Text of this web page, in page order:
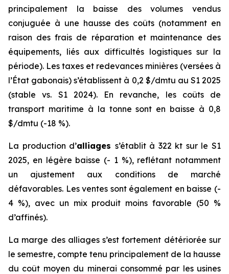
principalement la baisse des volumes vendus
conjuguée à une hausse des coûts (notamment en
raison des frais de réparation et maintenance des
équipements, liés aux difficultés logistiques sur la
période). Les taxes et redevances minières (versées à
l’État gabonais) s’établissent à 0,2 $/dmtu au S1 2025
(stable vs. S1 2024). En revanche, les coûts de
transport maritime à la tonne sont en baisse à 0,8
$/dmtu (-18 %).
La production d’alliages s’établit à 322 kt sur le S1
2025, en légère baisse (- 1 %), reflétant notamment
un ajustement aux conditions de marché
défavorables. Les ventes sont également en baisse (-
4 %), avec un mix produit moins favorable (50 %
d’affinés).
La marge des alliages s’est fortement détériorée sur
le semestre, compte tenu principalement de la hausse
du coût moyen du minerai consommé par les usines